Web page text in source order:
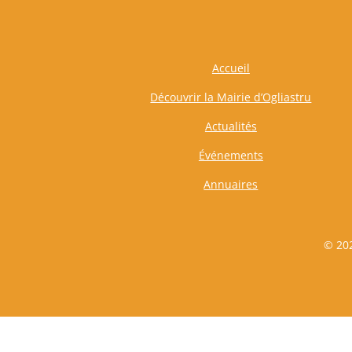
Accueil
Découvrir la Mairie d’Ogliastru
Actualités
Événements
Annuaires
©